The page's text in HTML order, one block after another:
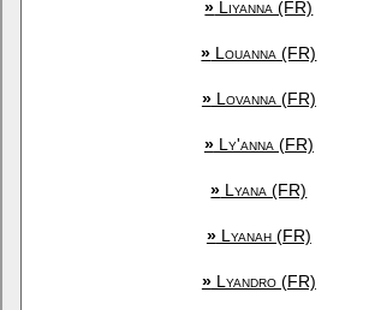
» Liyanna (FR)
» Louanna (FR)
»Lovanna (FR)
»Ly'anna (FR)
» Lyana (FR)
»Lyanah (FR)
»Lyandro (FR)